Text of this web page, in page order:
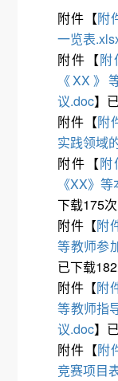
附件【附
一览表
附件【附
《XX》
议.doc】
附件【附
实践领域
附件【附
《XX》
下载175次
附件【附
等教师参
已下载182
附件【附
等教师指
议.doc】
附件【附
竞赛项目